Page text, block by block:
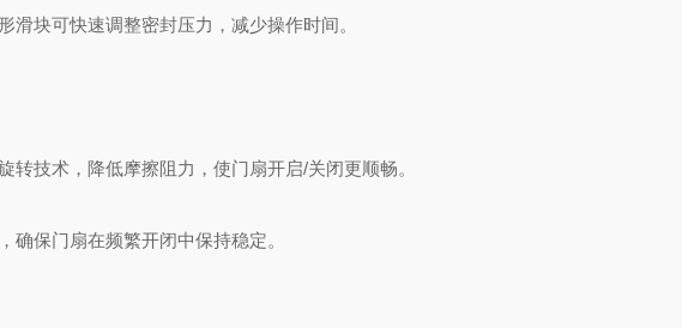
滑块可快速调整密封压力，减少操作时间。
转技术，降低摩擦阻力，使门扇开启/关闭更顺畅。
确保门扇在频繁开闭中保持稳定。